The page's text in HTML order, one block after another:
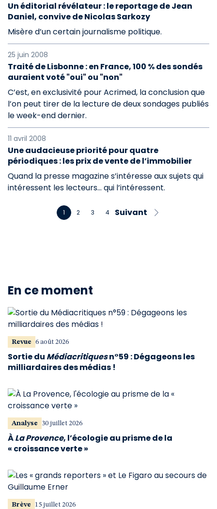
Un éditorial révélateur : le reportage de Jean
Daniel, convive de Nicolas Sarkozy
Misère d’un certain journalisme politique.
25 juin 2008
Traité de Lisbonne : en France, 100 % des sondés
auraient voté "oui" ou "non"
C’est, en exclusivité pour Acrimed, la conclusion que
l’on peut tirer de la lecture de deux sondages publiés
le week-end dernier.
11 avril 2008
Une audacieuse priorité pour quatre
périodiques : les prix de vente de l’immobilier
Quand la presse magazine s’intéresse aux sujets qui
intéressent les lecteurs… qui l’intéressent.
1 2 3 4 Suivant
En ce moment
Revue 6 août 2026
Sortie du Médiacritiquesn°59 : Dégageons les
milliardaires des médias !
Analyse 30 juillet 2026
ÀLa Provence, l’écologie au prisme de la
« croissance verte »
Brève 15 juillet 2026